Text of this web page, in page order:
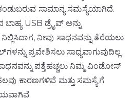
ಸಾಮಾನ್ಯ ಸಮಸ್ಯೆಯಾಗಿದೆ.
USB ಡ್ರೈವ್ ಅನ್ನು
ನೀವು ಸಾಧನವನ್ನು ತೆರೆಯಲು
ಪ್ರವೇಶಿಸಲು ಸಾಧ್ಯವಾಗುವುದಿಲ್ಲ
ಪತ್ತೆಹಚ್ಚಲು ನಿಮ್ಮ ವಿಂಡೋಸ್
ಕಾರಣಗಳಿವೆ ಮತ್ತು ಸಮಸ್ಯೆಗೆ